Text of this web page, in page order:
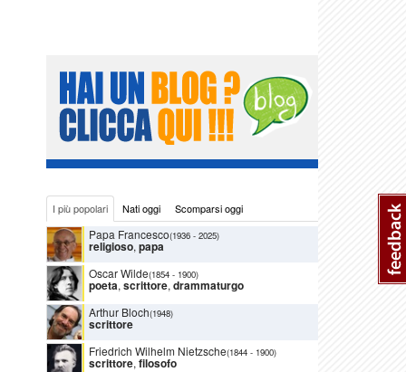
I più popolari Nati oggi Scomparsi oggi
Papa Francesco(1936 - 2025)
religioso, papa
Oscar Wilde(1854 - 1900)
poeta, scrittore, drammaturgo
Arthur Bloch(1948)
scrittore
Friedrich Wilhelm Nietzsche(1844 - 1900)
scrittore, filosofo